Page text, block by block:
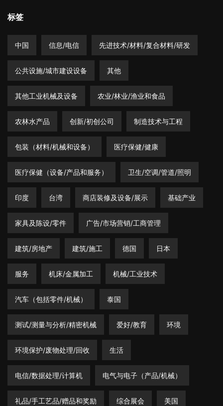
标签
中国 信息/电信 先进技术/材料/复合材料/研发
公共设施/城市建设设备 其他
其他工业机械及设备 农业/林业/渔业和食品
农林水产品 创新/初创公司 制造技术与工程
包装（材料/机械和设备） 医疗保健/健康
医疗保健（设备/产品和服务） 卫生/空调/管道/照明
印度 台湾 商店装修及设备/展示 基础产业
家具及陈设/零件 广告/市场营销/工商管理
建筑/房地产 建筑/施工 德国 日本
服务 机床/金属加工 机械/工业技术
汽车（包括零件/机械） 泰国
测试/测量与分析/精密机械 爱好/教育 环境
环境保护/废物处理/回收 生活
电信/数据处理/计算机 电气与电子（产品/机械）
礼品/手工艺品/赠品和奖励 综合展会 美国